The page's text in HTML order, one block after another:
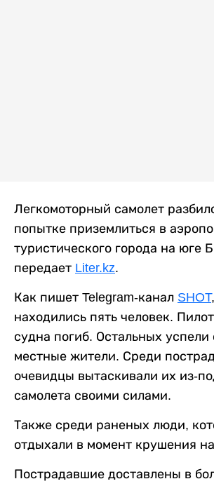
Легкомоторный самолет
попытке приземлиться в
туристического города на юге
передает Liter.kz.
Как пишет Telegram-канал SHOT
находились пять человек.
судна погиб. Остальных успели
местные жители. Среди
очевидцы вытаскивали их из-
самолета своими силами.
Также среди раненых люди,
отдыхали в момент крушения
Пострадавшие доставлены в